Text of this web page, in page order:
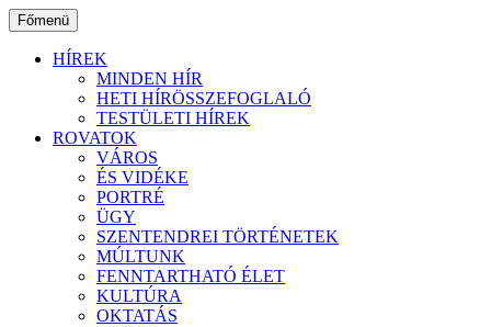
Ugrás
a
tartalomhoz
Főmenü
HÍREK
MINDEN HÍR
HETI HÍRÖSSZEFOGLALÓ
TESTÜLETI HÍREK
ROVATOK
VÁROS
ÉS VIDÉKE
PORTRÉ
ÜGY
SZENTENDREI TÖRTÉNETEK
MÚLTUNK
FENNTARTHATÓ ÉLET
KULTÚRA
OKTATÁS